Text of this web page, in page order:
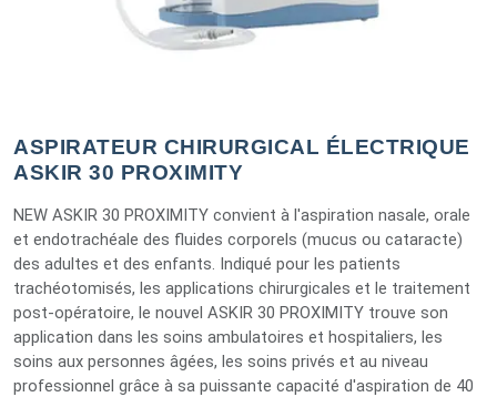
ASPIRATEUR CHIRURGICAL ÉLECTRIQUE
ASKIR 30 PROXIMITY
NEW ASKIR 30 PROXIMITY convient à l'aspiration nasale, orale
et endotrachéale des fluides corporels (mucus ou cataracte)
des adultes et des enfants. Indiqué pour les patients
trachéotomisés, les applications chirurgicales et le traitement
post-opératoire, le nouvel ASKIR 30 PROXIMITY trouve son
application dans les soins ambulatoires et hospitaliers, les
soins aux personnes âgées, les soins privés et au niveau
professionnel grâce à sa puissante capacité d'aspiration de 40